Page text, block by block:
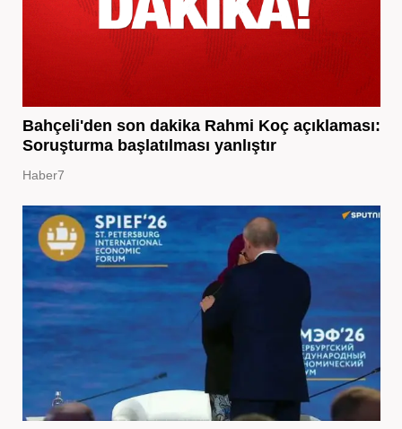
Bahçeli'den son dakika Rahmi Koç açıklaması:
Soruşturma başlatılması yanlıştır
Haber7